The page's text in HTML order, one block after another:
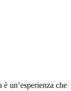
un’esperienza che